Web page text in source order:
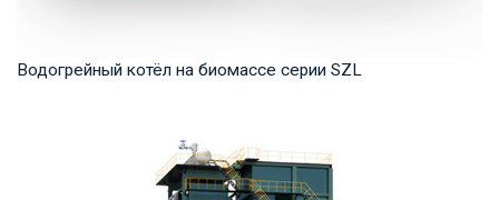
Водогрейный котёл на биомассе серии SZL
мощность продукта: 2,8-29 МВт Температура...